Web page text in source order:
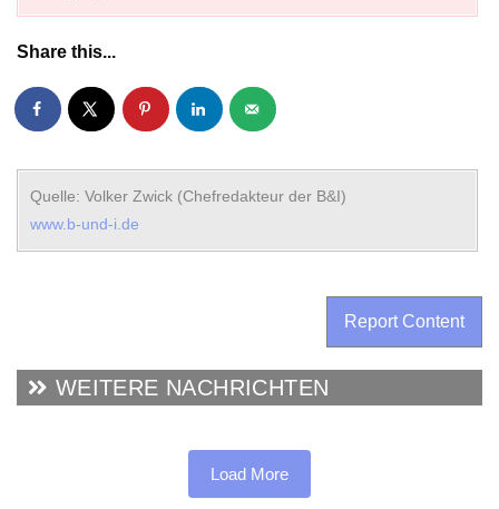
Share this...
Quelle: Volker Zwick (Chefredakteur der B&I)
www.b-und-i.de
Report Content
WEITERE NACHRICHTEN
Load More